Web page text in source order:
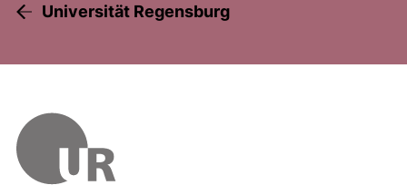
Universität Regensburg